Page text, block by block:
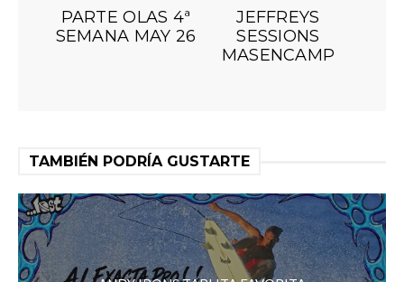
PARTE OLAS 4ª
SEMANA MAY 26
JEFFREYS
SESSIONS
MASENCAMP
TAMBIÉN PODRÍA GUSTARTE